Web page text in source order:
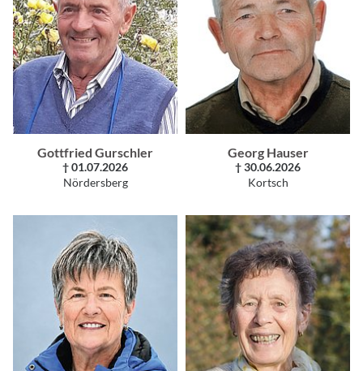
Gottfried Gurschler
† 01.07.2026
Nördersberg
Georg Hauser
† 30.06.2026
Kortsch